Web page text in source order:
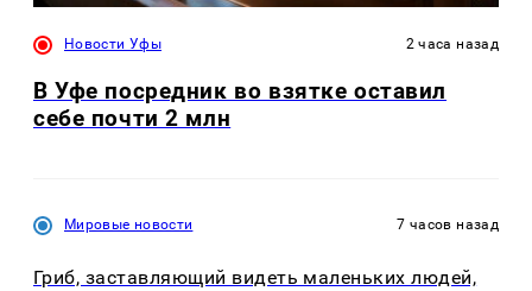
Новости Уфы 2 часа назад
В Уфе посредник во взятке оставил
себе почти 2 млн
Мировые новости 7 часов назад
Гриб, заставляющий видеть маленьких людей,